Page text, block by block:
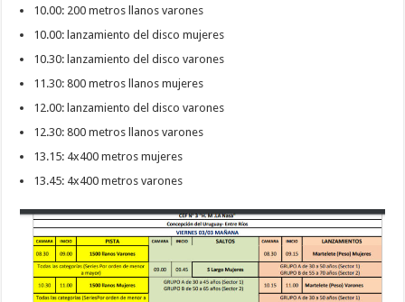
10.00: 200 metros llanos varones
10.00: lanzamiento del disco mujeres
10.30: lanzamiento del disco varones
11.30: 800 metros llanos mujeres
12.00: lanzamiento del disco varones
12.30: 800 metros llanos varones
13.15: 4x400 metros mujeres
13.45: 4x400 metros varones